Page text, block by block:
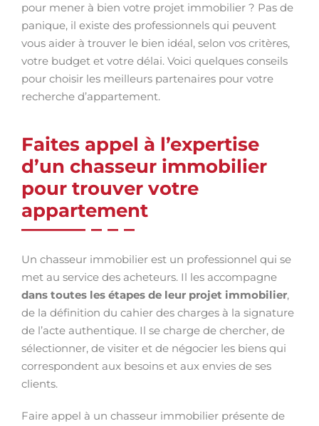
pour mener à bien votre projet immobilier ? Pas de
panique, il existe des professionnels qui peuvent
vous aider à trouver le bien idéal, selon vos critères,
votre budget et votre délai. Voici quelques conseils
pour choisir les meilleurs partenaires pour votre
recherche d’appartement.
Faites appel à l’expertise
d’un chasseur immobilier
pour trouver votre
appartement
Un chasseur immobilier est un professionnel qui se
met au service des acheteurs. Il les accompagne
dans toutes les étapes de leur projet immobilier,
de la définition du cahier des charges à la signature
de l’acte authentique. Il se charge de chercher, de
sélectionner, de visiter et de négocier les biens qui
correspondent aux besoins et aux envies de ses
clients.
Faire appel à un chasseur immobilier présente de